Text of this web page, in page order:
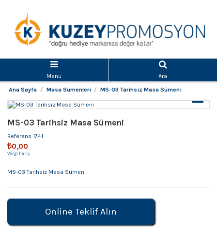
Menu
Ara
Ana Sayfa
Masa Sümenleri MS-03 Tarihsiz Masa Sümeni
MS-03 Tarihsiz Masa Sümeni
Referans 1741
₺0,00
Vergi hariç
MS-03 Tarihsiz Masa Sümeni
Online Teklif Alın